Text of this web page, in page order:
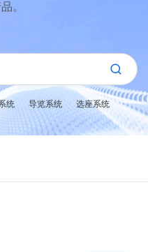
。
统 导览系统 选座系统